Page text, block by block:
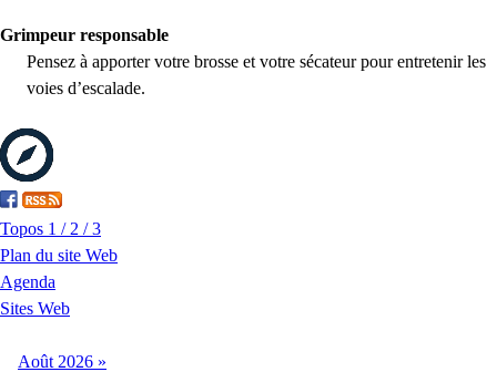
Grimpeur responsable
Pensez à apporter votre brosse et votre sécateur pour entretenir les
voies d’escalade.
Topos 1 / 2 / 3
Plan du site Web
Agenda
Sites Web
Août 2026 »